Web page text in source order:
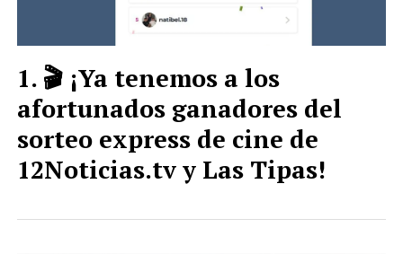
🎬 ¡Ya tenemos a los
afortunados ganadores del
sorteo express de cine de
12Noticias.tv y Las Tipas!